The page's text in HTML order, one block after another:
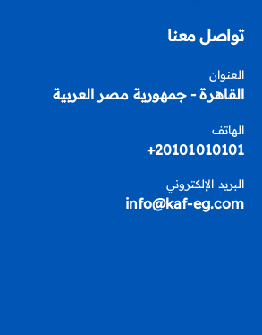
تواصل معنا
العنوان
القاهرة - جمهورية مصر العربية
الهاتف
20101010101+
البريد الإلكتروني
info@kaf-eg.com